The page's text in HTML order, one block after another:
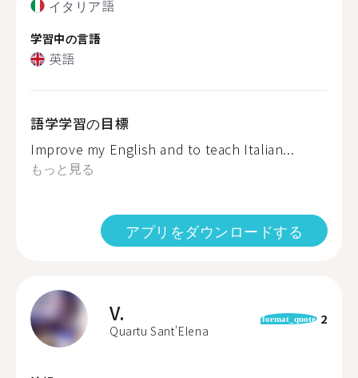
イタリア語
学習中の言語
英語
語学学習の目標
Improve my English and to teach Italian...
もっと見る
アプリをダウンロードする
V.
Quartu Sant'Elena
format_quote 2